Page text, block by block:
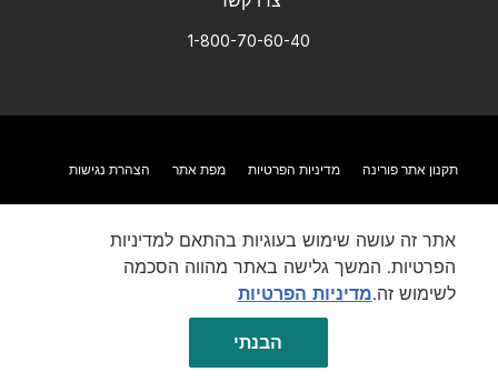
1-800-70-60-40
תקנון אתר פורינה מדיניות הפרטיות מפת אתר הצהרת נגישות
אתר זה עושה שימוש בעוגיות בהתאם למדיניות
הפרטיות. המשך גלישה באתר מהווה הסכמה
לשימוש זה.מדיניות הפרטיות
הבנתי